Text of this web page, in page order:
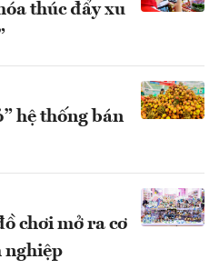
thúc đẩy xu
hệ thống bán
chơi mở ra cơ
nghiệp